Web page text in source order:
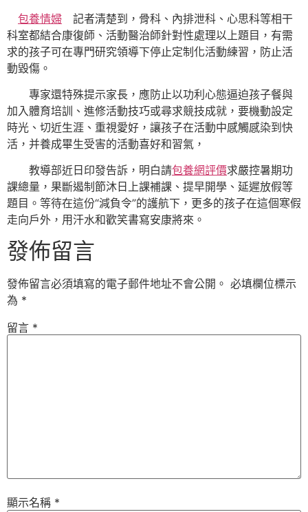
包養情婦 記者清楚到，骨科、內排泄科、心思科等相干
科室都結合康復師、活動醫治師針對性處理以上題目，有需
求的孩子可在專門研究領導下停止定制化活動練習，防止活
動毀傷。
專家還特殊提示家長，應防止以功利心態逼迫孩子餐與
加入體育培訓、進修活動技巧或尋求競技成就，要機動設定
時光、切近生涯、重視愛好，讓孩子在活動中感觸感染到快
活，并養成畢生受害的活動喜好和習氣，
教導部近日印發告訴，明白請包養網評價求嚴控暑期功
課總量，果斷遏制節沐日上課補課、提早開學、延遲放假等
題目。等待在這份“減負令”的護航下，更多的孩子在這個寒假
走向戶外，用汗水和歡笑書寫安康將來。
發佈留言
發佈留言必須填寫的電子郵件地址不會公開。 必填欄位標示
為 *
留言 *
顯示名稱 *